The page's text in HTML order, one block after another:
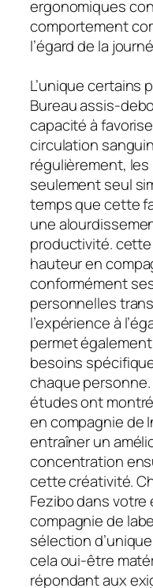
ergonomiques
comportement
l’égard de la
L’unique certains
Bureau assis-
capacité à
circulation
régulièrement,
seulement seul
temps que cette
une
productivité. cette
hauteur en
conformément
personnelles
l’expérience à
permet également
besoins
chaque personne.
études ont
en compagnie de
entraîner un
concentration
cette créativité.
Fezibo dans
compagnie de
sélection
cela oui-être
répondant aux